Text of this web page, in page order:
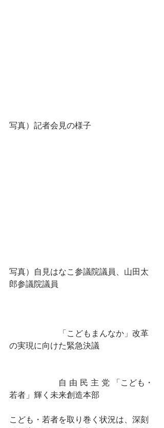
写真）記者会見の様子
写真）自見はなこ参議院議員、山田太
郎参議院議員
「こどもまんなか」改革
の実現に向けた緊急決議
自 由 民 主 党 「こども・
若者」輝く未来創造本部
こども・若者を取り巻く状況は、深刻